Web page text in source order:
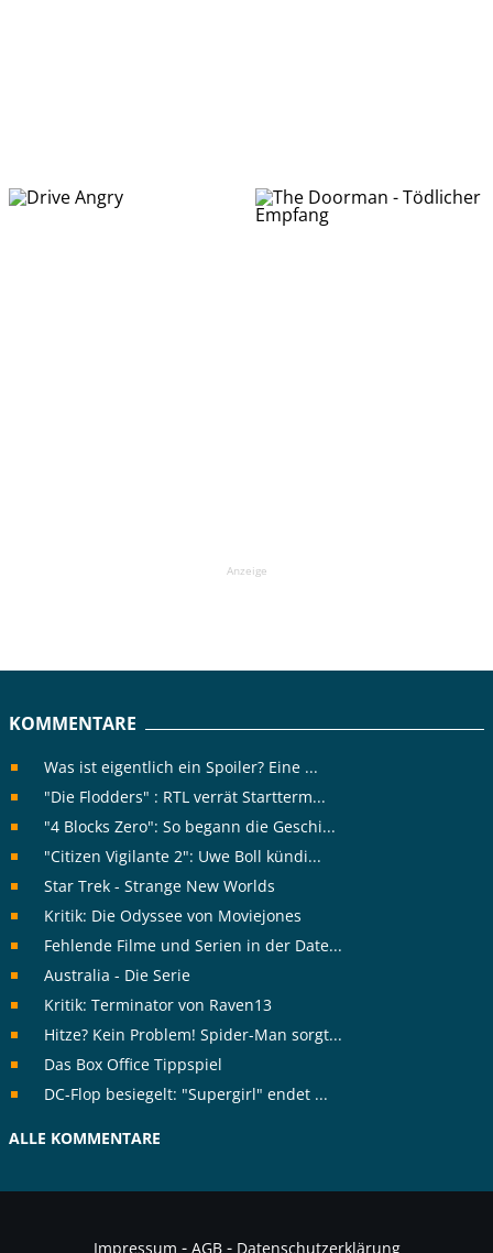
Anzeige
KOMMENTARE
Was ist eigentlich ein Spoiler? Eine ...
"Die Flodders" : RTL verrät Startterm...
"4 Blocks Zero": So begann die Geschi...
"Citizen Vigilante 2": Uwe Boll kündi...
Star Trek - Strange New Worlds
Kritik: Die Odyssee von Moviejones
Fehlende Filme und Serien in der Date...
Australia - Die Serie
Kritik: Terminator von Raven13
Hitze? Kein Problem! Spider-Man sorgt...
Das Box Office Tippspiel
DC-Flop besiegelt: "Supergirl" endet ...
ALLE KOMMENTARE
Impressum - AGB- Datenschutzerklärung